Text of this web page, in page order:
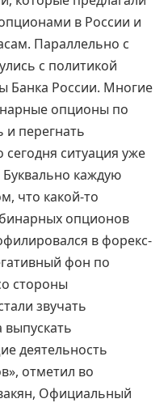
в России и
Параллельно с
с политикой
Банка России. Многие
опционы по
и перегнать
ситуация уже
каждую
что какой-то
опционов
в форекс-
фон по
стороны
звучать
деятельность
отметил во
Официальный